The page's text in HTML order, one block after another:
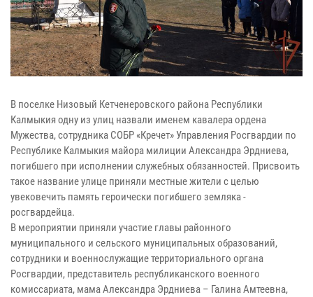
В поселке Низовый Кетченеровского района Республики
Калмыкия одну из улиц назвали именем кавалера ордена
Мужества, сотрудника СОБР «Кречет» Управления Росгвардии по
Республике Калмыкия майора милиции Александра Эрдниева,
погибшего при исполнении служебных обязанностей. Присвоить
такое название улице приняли местные жители с целью
увековечить память героически погибшего земляка -
росгвардейца.
В мероприятии приняли участие главы районного
муниципального и сельского муниципальных образований,
сотрудники и военнослужащие территориального органа
Росгвардии, представитель республиканского военного
комиссариата, мама Александра Эрдниева – Галина Амтеевна,